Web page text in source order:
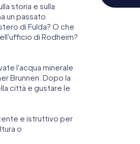
storia e sulla
un passato
di Fulda? O che
di Rodheim?
l'acqua minerale
Brunnen. Dopo la
città e gustare le
e istruttivo per
o